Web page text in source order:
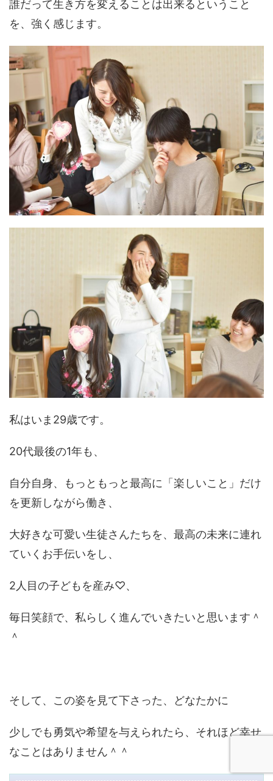
誰だって生き方を変えることは出来るということ
を、強く感じます。
私はいま29歳です。
20代最後の1年も、
自分自身、もっともっと最高に「楽しいこと」だけ
を更新しながら働き、
大好きな可愛い生徒さんたちを、最高の未来に連れ
ていくお手伝いをし、
2人目の子どもを産み♡、
毎日笑顔で、私らしく進んでいきたいと思います＾
＾
そして、この姿を見て下さった、どなたかに
少しでも勇気や希望を与えられたら、それほど幸せ
なことはありません＾＾